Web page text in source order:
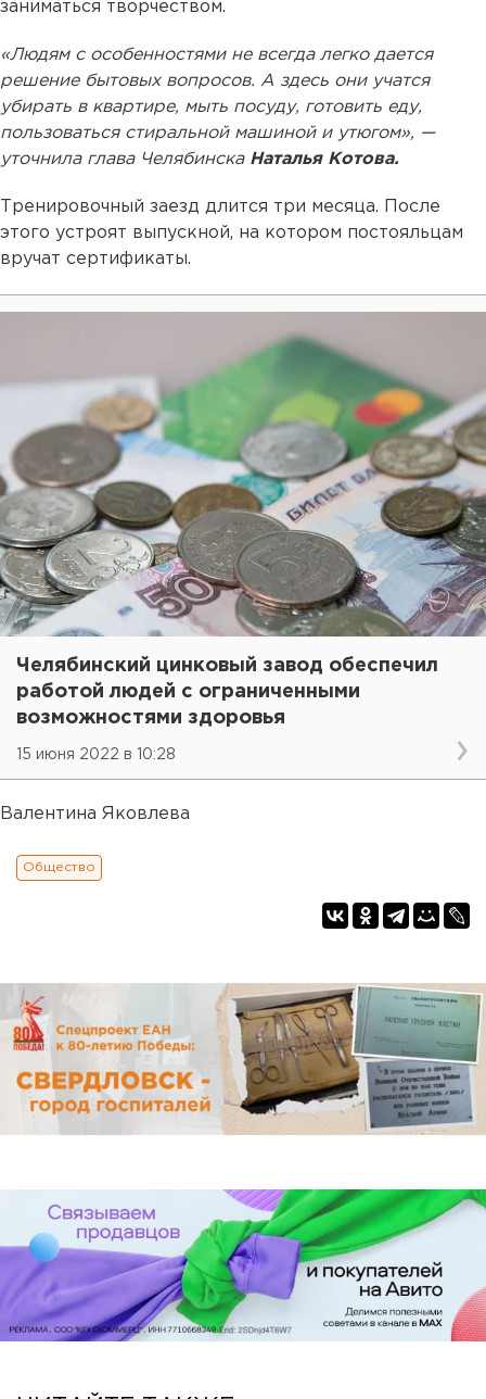
заниматься творчеством.
«Людям с особенностями не всегда легко дается
решение бытовых вопросов. А здесь они учатся
убирать в квартире, мыть посуду, готовить еду,
пользоваться стиральной машиной и утюгом», —
уточнила глава Челябинска Наталья Котова.
Тренировочный заезд длится три месяца. После
этого устроят выпускной, на котором постояльцам
вручат сертификаты.
Челябинский цинковый завод обеспечил
работой людей с ограниченными
возможностями здоровья
15 июня 2022 в 10:28
Валентина Яковлева
Общество